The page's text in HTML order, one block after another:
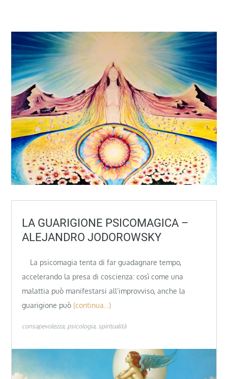
LA GUARIGIONE PSICOMAGICA –
ALEJANDRO JODOROWSKY
La psicomagia tenta di far guadagnare tempo,
accelerando la presa di coscienza: così come una
malattia può manifestarsi all’improvviso, anche la
guarigione può (continua…)
consapevolezza psicologia spiritualità